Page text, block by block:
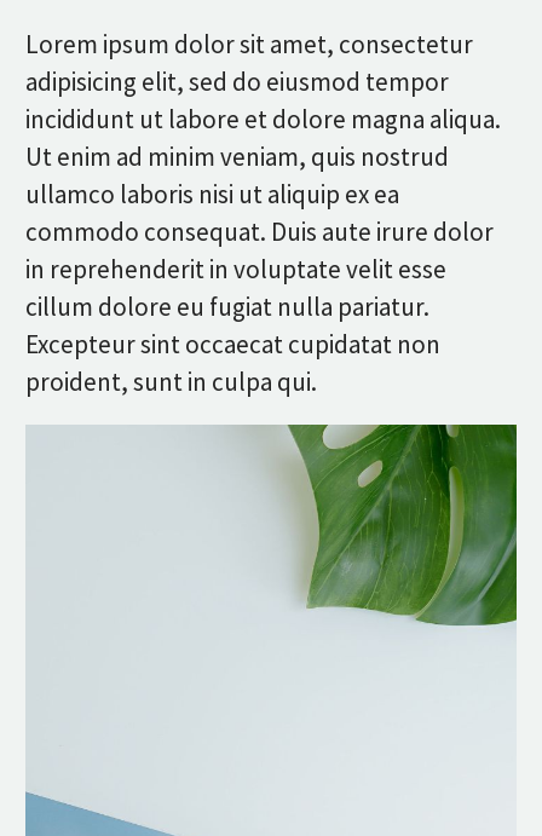
Lorem ipsum dolor sit amet, consectetur
adipisicing elit, sed do eiusmod tempor
incididunt ut labore et dolore magna aliqua.
Ut enim ad minim veniam, quis nostrud
ullamco laboris nisi ut aliquip ex ea
commodo consequat. Duis aute irure dolor
in reprehenderit in voluptate velit esse
cillum dolore eu fugiat nulla pariatur.
Excepteur sint occaecat cupidatat non
proident, sunt in culpa qui.